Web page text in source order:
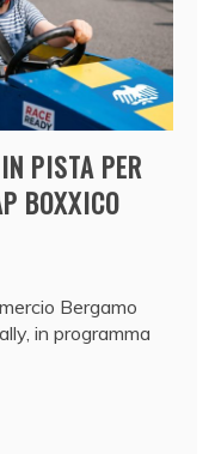
PISTA PER
BOXXICO
Bergamo
in programma